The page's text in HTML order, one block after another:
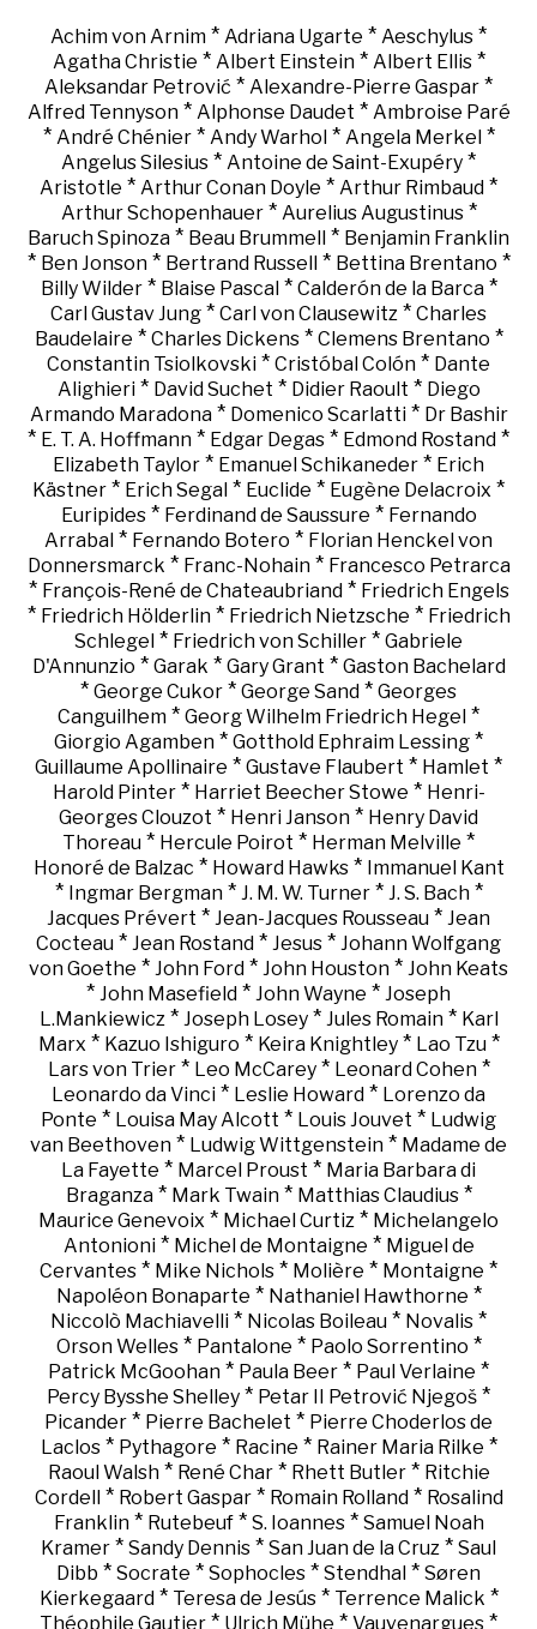
Achim von Arnim * Adriana Ugarte * Aeschylus *
Agatha Christie * Albert Einstein* Albert Ellis*
Aleksandar Petrović * Alexandre-Pierre Gaspar *
Alfred Tennyson* Alphonse Daudet * Ambroise Paré
* André Chénier* Andy Warhol * Angela Merkel *
Angelus Silesius * Antoine de Saint-Exupéry *
Aristotle * Arthur Conan Doyle * Arthur Rimbaud *
Arthur Schopenhauer* Aurelius Augustinus*
Baruch Spinoza * Beau Brummell * Benjamin Franklin
* Ben Jonson* Bertrand Russell * Bettina Brentano *
Billy Wilder* Blaise Pascal* Calderón de la Barca*
Carl Gustav Jung * Carl von Clausewitz * Charles
Baudelaire * Charles Dickens* Clemens Brentano *
Constantin Tsiolkovski * Cristóbal Colón * Dante
Alighieri* David Suchet * Didier Raoult * Diego
Armando Maradona* Domenico Scarlatti* Dr Bashir
* E. T. A. Hoffmann * Edgar Degas * Edmond Rostand *
Elizabeth Taylor * Emanuel Schikaneder * Erich
Kästner * Erich Segal * Euclide * Eugène Delacroix *
Euripides* Ferdinand de Saussure * Fernando
Arrabal * Fernando Botero * Florian Henckel von
Donnersmarck * Franc-Nohain* Francesco Petrarca
* François-René de Chateaubriand* Friedrich Engels
* Friedrich Hölderlin* Friedrich Nietzsche * Friedrich
Schlegel * Friedrich von Schiller * Gabriele
D'Annunzio * Garak * Gary Grant * Gaston Bachelard
* George Cukor * George Sand * Georges
Canguilhem * Georg Wilhelm Friedrich Hegel *
Giorgio Agamben * Gotthold Ephraim Lessing *
Guillaume Apollinaire * Gustave Flaubert * Hamlet *
Harold Pinter* Harriet Beecher Stowe * Henri-
Georges Clouzot * Henri Janson * Henry David
Thoreau * Hercule Poirot * Herman Melville *
Honoré de Balzac * Howard Hawks* Immanuel Kant
* Ingmar Bergman* J. M. W. Turner* J. S. Bach*
Jacques Prévert * Jean-Jacques Rousseau * Jean
Cocteau * Jean Rostand * Jesus * Johann Wolfgang
von Goethe * John Ford * John Houston * John Keats
* John Masefield * John Wayne * Joseph
L.Mankiewicz* Joseph Losey* Jules Romain* Karl
Marx * Kazuo Ishiguro * Keira Knightley* Lao Tzu*
Lars von Trier* Leo McCarey* Leonard Cohen*
Leonardo da Vinci * Leslie Howard * Lorenzo da
Ponte * Louisa May Alcott * Louis Jouvet * Ludwig
van Beethoven * Ludwig Wittgenstein * Madame de
La Fayette * Marcel Proust * Maria Barbara di
Braganza* Mark Twain* Matthias Claudius*
Maurice Genevoix * Michael Curtiz * Michelangelo
Antonioni* Michel de Montaigne * Miguel de
Cervantes * Mike Nichols * Molière * Montaigne *
Napoléon Bonaparte * Nathaniel Hawthorne *
Niccolò Machiavelli * Nicolas Boileau * Novalis *
Orson Welles* Pantalone * Paolo Sorrentino *
Patrick McGoohan * Paula Beer * Paul Verlaine *
Percy Bysshe Shelley * Petar II Petrović Njegoš *
Picander * Pierre Bachelet * Pierre Choderlos de
Laclos* Pythagore * Racine * Rainer Maria Rilke *
Raoul Walsh* René Char* Rhett Butler* Ritchie
Cordell * Robert Gaspar* Romain Rolland* Rosalind
Franklin* Rutebeuf* S. Ioannes* Samuel Noah
Kramer * Sandy Dennis * San Juan de la Cruz * Saul
Dibb * Socrate * Sophocles * Stendhal * Søren
Kierkegaard* Teresa de Jesús* Terrence Malick *
Théophile Gautier * Ulrich Mühe * Vauvenargues *